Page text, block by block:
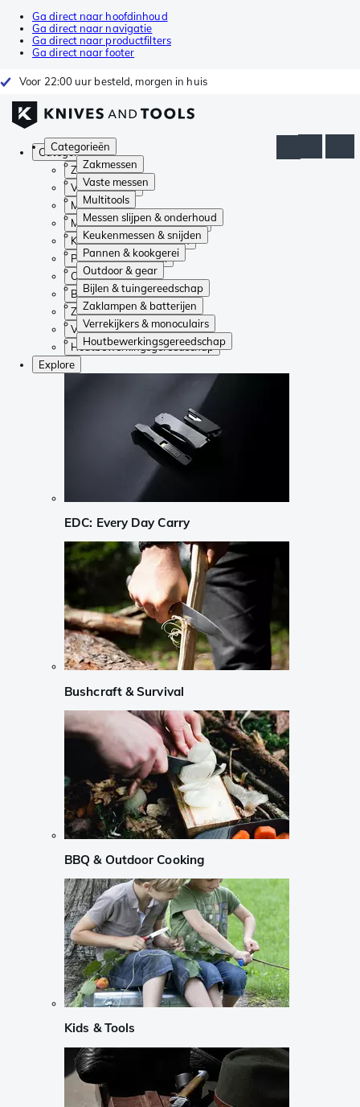
Ga direct naar hoofdinhoud
Ga direct naar navigatie
Ga direct naar productfilters
Ga direct naar footer
Voor 22:00 uur besteld, morgen in huis
Categorieën
Zakmessen
Vaste messen
Multitools
Messen slijpen & onderhoud
Keukenmessen & snijden
Pannen & kookgerei
Outdoor & gear
Bijlen & tuingereedschap
Zaklampen & batterijen
Verrekijkers & monoculairs
Houtbewerkingsgereedschap
Categorieën
Zakmessen
Vaste messen
Multitools
Messen slijpen & onderhoud
Keukenmessen & snijden
Pannen & kookgerei
Outdoor & gear
Bijlen & tuingereedschap
Zaklampen & batterijen
Verrekijkers & monoculairs
Houtbewerkingsgereedschap
Explore
EDC: Every Day Carry
Bushcraft & Survival
BBQ & Outdoor Cooking
Kids & Tools